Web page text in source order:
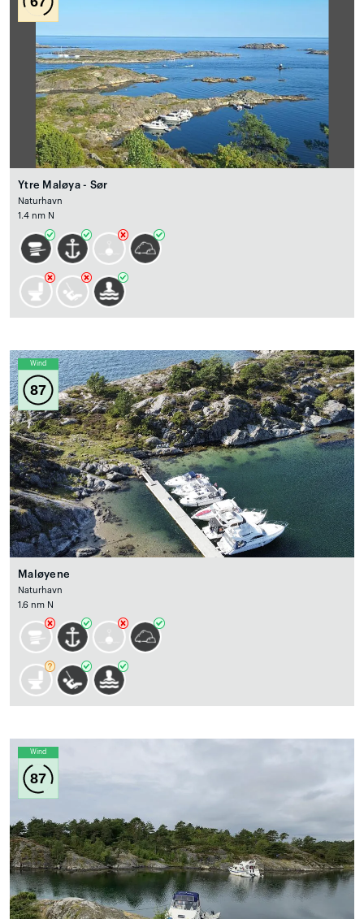
Ytre Maløya - Sør
Naturhavn
1.4 nm N
Wind
87
Maløyene
Naturhavn
1.6 nm N
Wind
87